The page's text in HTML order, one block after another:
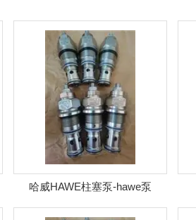
哈威HAWE柱塞泵-hawe泵